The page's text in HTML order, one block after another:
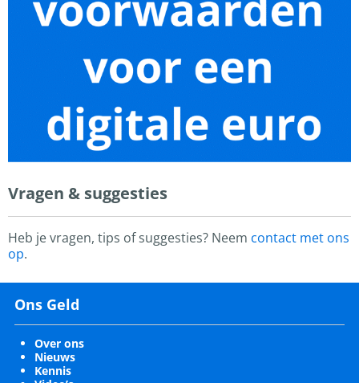
Vragen & suggesties
Heb je vragen, tips of suggesties? Neem contact met ons
op.
Ons Geld
Over ons
Nieuws
Kennis